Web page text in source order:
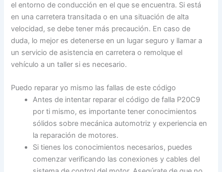
el entorno de conducción en el que se encuentra. Si está
en una carretera transitada o en una situación de alta
velocidad, se debe tener más precaución. En caso de
duda, lo mejor es detenerse en un lugar seguro y llamar a
un servicio de asistencia en carretera o remolque el
vehículo a un taller si es necesario.
Puedo reparar yo mismo las fallas de este código
Antes de intentar reparar el código de falla P20C9
por ti mismo, es importante tener conocimientos
sólidos sobre mecánica automotriz y experiencia en
la reparación de motores.
Si tienes los conocimientos necesarios, puedes
comenzar verificando las conexiones y cables del